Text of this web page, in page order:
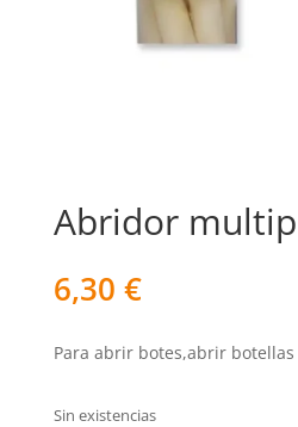
Abridor
6,30 €
Para abrir botes,abrir botellas
Sin existencias